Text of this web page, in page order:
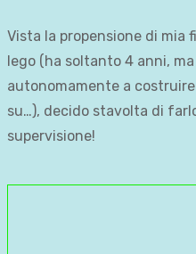
Vista la propensione di mia
lego (ha soltanto 4 anni,
autonomamente a
su…), decido stavolta di
supervisione!